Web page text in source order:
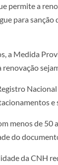
permite a
para
a Medida
e
menos de 50
do
da CNH